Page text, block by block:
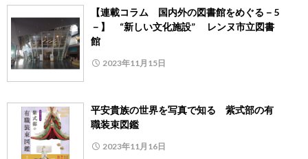
【連載コラム 国内外の図書館をめぐる－5
－】 “新しい文化施設” レンヌ市立図書
館
2023年11月15日
平安貴族の世界を写真で知る 紫式部の有
職装束図鑑
2023年11月16日